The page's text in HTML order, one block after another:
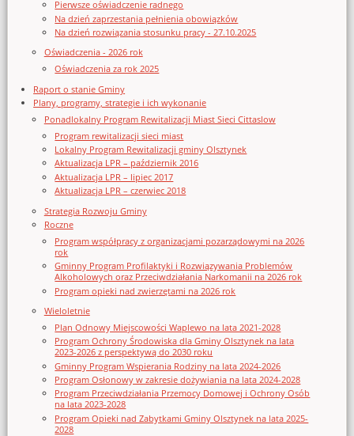
Pierwsze oświadczenie radnego
Na dzień zaprzestania pełnienia obowiązków
Na dzień rozwiązania stosunku pracy - 27.10.2025
Oświadczenia - 2026 rok
Oświadczenia za rok 2025
Raport o stanie Gminy
Plany, programy, strategie i ich wykonanie
Ponadlokalny Program Rewitalizacji Miast Sieci Cittaslow
Program rewitalizacji sieci miast
Lokalny Program Rewitalizacji gminy Olsztynek
Aktualizacja LPR – październik 2016
Aktualizacja LPR – lipiec 2017
Aktualizacja LPR – czerwiec 2018
Strategia Rozwoju Gminy
Roczne
Program współpracy z organizacjami pozarządowymi na 2026
rok
Gminny Program Profilaktyki i Rozwiązywania Problemów
Alkoholowych oraz Przeciwdziałania Narkomanii na 2026 rok
Program opieki nad zwierzętami na 2026 rok
Wieloletnie
Plan Odnowy Miejscowości Waplewo na lata 2021-2028
Program Ochrony Środowiska dla Gminy Olsztynek na lata
2023-2026 z perspektywą do 2030 roku
Gminny Program Wspierania Rodziny na lata 2024-2026
Program Osłonowy w zakresie dożywiania na lata 2024-2028
Program Przeciwdziałania Przemocy Domowej i Ochrony Osób
na lata 2023-2028
Program Opieki nad Zabytkami Gminy Olsztynek na lata 2025-
2028